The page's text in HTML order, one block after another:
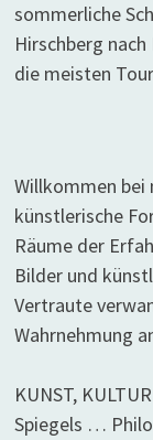
sommerliche
Hirschberg
die meisten
Willkommen
künstlerische
Räume der
Bilder und
Vertraute
Wahrnehmung
KUNST,
Spiegels …